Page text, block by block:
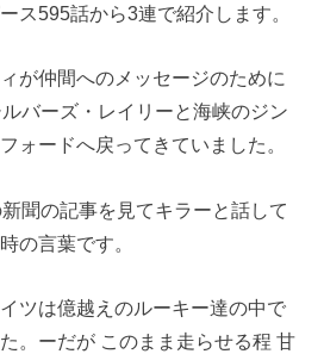
ス595話から3連で紹介します。
が仲間へのメッセージのために
ルバーズ・レイリーと海峡のジン
ォードへ戻ってきていました。
聞の記事を見てキラーと話して
の言葉です。
ツは億越えのルーキー達の中で
。ーだが このまま走らせる程 甘